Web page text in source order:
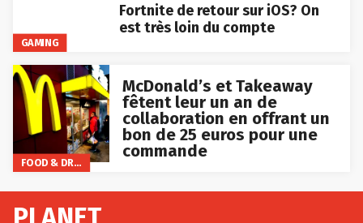
GAMING
Fortnite de retour sur iOS? On
est très loin du compte
FOOD & DRINKS
McDonald’s et Takeaway
fêtent leur un an de
collaboration en offrant un
bon de 25 euros pour une
commande